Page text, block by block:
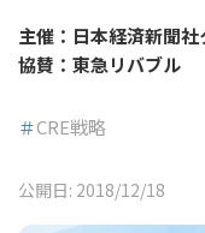
主催：日本経済新聞
協賛：東急リバブル
＃CRE戦略
公開日: 2018/12/18